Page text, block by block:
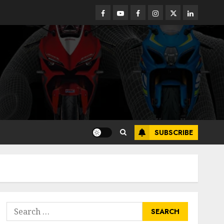
Facebook
YoutubeFacebookInstagram
Twitterlinkedin
SUBSCRIBE
Search
for: